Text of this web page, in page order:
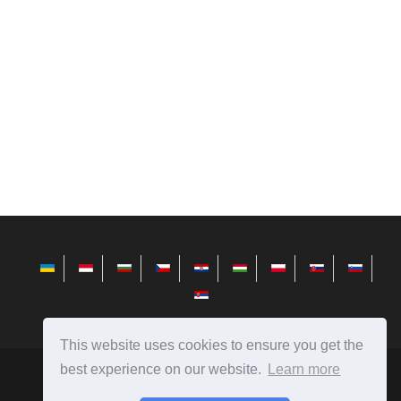
This website uses cookies to ensure you get the
best experience on our website.
Learn more
sr.avktarget.com Ⓒ2026